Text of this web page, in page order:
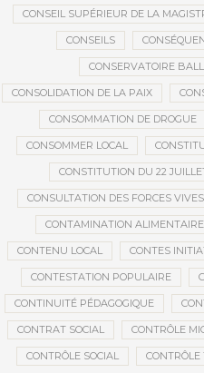
CONSEIL SUPÉRIEUR DE LA
CONSEILS
CONSERVATOIRE
CONSOLIDATION DE LA PAIX
CONSOMMATION DE DROGUE
CONSOMMER LOCAL
CONSTITUTION DU 22
CONSULTATION DES FORCES VIVES
CONTAMINATION ALIMENTAIRE
CONTENU LOCAL CONTES
CONTESTATION POPULAIRE
CONTINUITÉ PÉDAGOGIQUE
CONTRAT SOCIAL CONTRÔLE
CONTRÔLE SOCIAL